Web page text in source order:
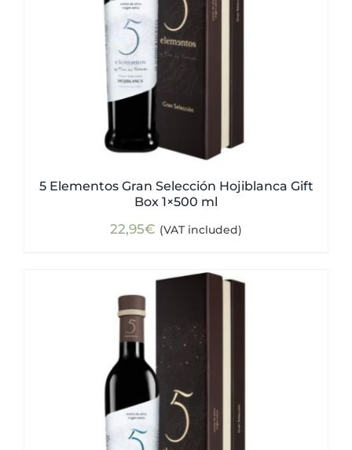
5 Elementos Gran Selección Hojiblanca Gift
Box 1×500 ml
22,95€ (VAT included)